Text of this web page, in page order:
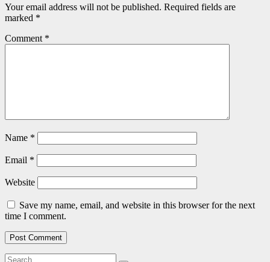
Your email address will not be published. Required fields are
marked *
Comment *
Name *
Email *
Website
Save my name, email, and website in this browser for the next
time I comment.